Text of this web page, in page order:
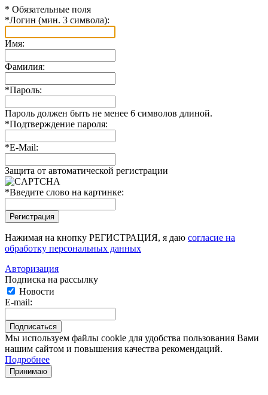
* Обязательные поля
*Логин (мин. 3 символа):
Имя:
Фамилия:
*Пароль:
Пароль должен быть не менее 6 символов длиной.
*Подтверждение пароля:
*E-Mail:
Защита от автоматической регистрации
*Введите слово на картинке:
Нажимая на кнопку РЕГИСТРАЦИЯ, я даю согласие на
обработку персональных данных
Авторизация
Подписка на рассылку
Новости
E-mail:
Мы используем файлы cookie для удобства пользования Вами
нашим сайтом и повышения качества рекомендаций.
Подробнее
Принимаю